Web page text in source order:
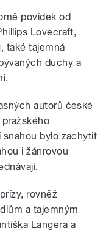
povídek od
Lovecraft,
také tajemná
duchy a
autorů české
snahou bylo zachytit
i žánrovou
rovněž
a tajemným
Langera a